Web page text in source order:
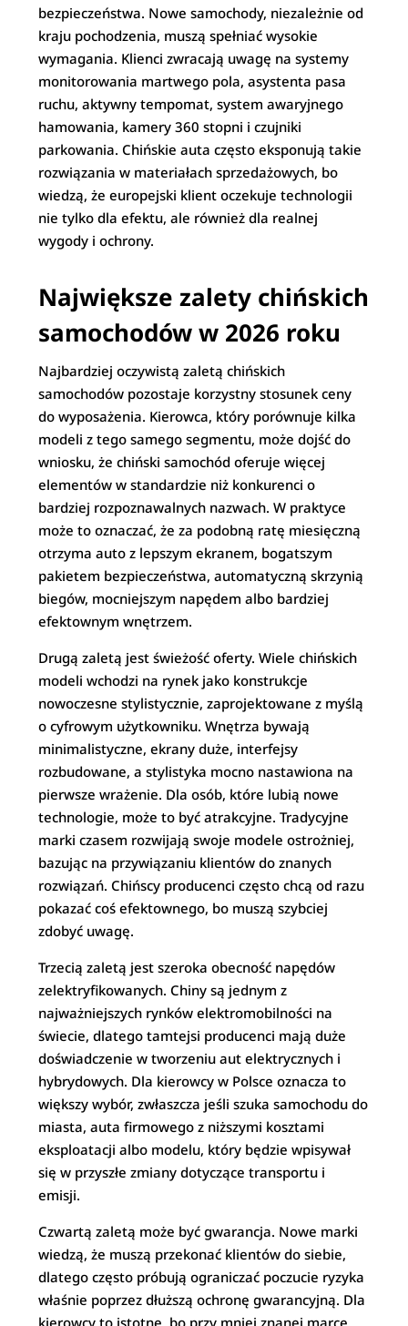
bezpieczeństwa. Nowe samochody, niezależnie od
kraju pochodzenia, muszą spełniać wysokie
wymagania. Klienci zwracają uwagę na systemy
monitorowania martwego pola, asystenta pasa
ruchu, aktywny tempomat, system awaryjnego
hamowania, kamery 360 stopni i czujniki
parkowania. Chińskie auta często eksponują takie
rozwiązania w materiałach sprzedażowych, bo
wiedzą, że europejski klient oczekuje technologii
nie tylko dla efektu, ale również dla realnej
wygody i ochrony.
Największe zalety chińskich
samochodów w 2026 roku
Najbardziej oczywistą zaletą chińskich
samochodów pozostaje korzystny stosunek ceny
do wyposażenia. Kierowca, który porównuje kilka
modeli z tego samego segmentu, może dojść do
wniosku, że chiński samochód oferuje więcej
elementów w standardzie niż konkurenci o
bardziej rozpoznawalnych nazwach. W praktyce
może to oznaczać, że za podobną ratę miesięczną
otrzyma auto z lepszym ekranem, bogatszym
pakietem bezpieczeństwa, automatyczną skrzynią
biegów, mocniejszym napędem albo bardziej
efektownym wnętrzem.
Drugą zaletą jest świeżość oferty. Wiele chińskich
modeli wchodzi na rynek jako konstrukcje
nowoczesne stylistycznie, zaprojektowane z myślą
o cyfrowym użytkowniku. Wnętrza bywają
minimalistyczne, ekrany duże, interfejsy
rozbudowane, a stylistyka mocno nastawiona na
pierwsze wrażenie. Dla osób, które lubią nowe
technologie, może to być atrakcyjne. Tradycyjne
marki czasem rozwijają swoje modele ostrożniej,
bazując na przywiązaniu klientów do znanych
rozwiązań. Chińscy producenci często chcą od razu
pokazać coś efektownego, bo muszą szybciej
zdobyć uwagę.
Trzecią zaletą jest szeroka obecność napędów
zelektryfikowanych. Chiny są jednym z
najważniejszych rynków elektromobilności na
świecie, dlatego tamtejsi producenci mają duże
doświadczenie w tworzeniu aut elektrycznych i
hybrydowych. Dla kierowcy w Polsce oznacza to
większy wybór, zwłaszcza jeśli szuka samochodu do
miasta, auta firmowego z niższymi kosztami
eksploatacji albo modelu, który będzie wpisywał
się w przyszłe zmiany dotyczące transportu i
emisji.
Czwartą zaletą może być gwarancja. Nowe marki
wiedzą, że muszą przekonać klientów do siebie,
dlatego często próbują ograniczać poczucie ryzyka
właśnie poprzez dłuższą ochronę gwarancyjną. Dla
kierowcy to istotne, bo przy mniej znanej marce